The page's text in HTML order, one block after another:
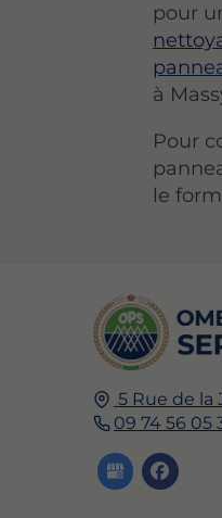
pour
à
Pour
le
5 Rue de la
09 74 56 05